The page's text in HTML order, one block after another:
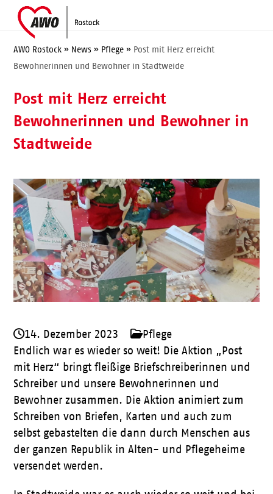
content
Open
mobile
menu
Close
mobile
menu
AWO Rostock » News » Pflege » Post mit Herz erreicht
Bewohnerinnen und Bewohner in Stadtweide
Post mit Herz erreicht
Bewohnerinnen und Bewohner in
Stadtweide
14. Dezember 2023
Pflege
Endlich war es wieder so weit! Die Aktion „Post
mit Herz“ bringt fleißige Briefschreiberinnen und
Schreiber und unsere Bewohnerinnen und
Bewohner zusammen. Die Aktion animiert zum
Schreiben von Briefen, Karten und auch zum
selbst gebastelten die dann durch Menschen aus
der ganzen Republik in Alten- und Pflegeheime
versendet werden.